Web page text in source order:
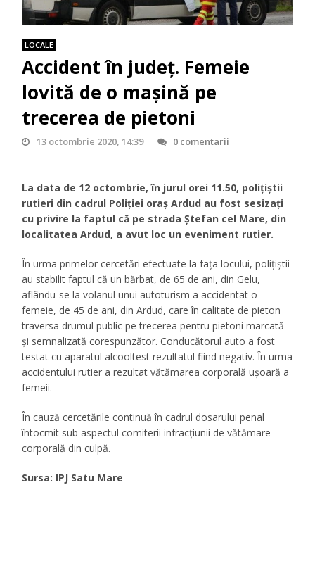
LOCALE
Accident în județ. Femeie
lovită de o mașină pe
trecerea de pietoni
13 octombrie 2020, 14:39 0 comentarii
La data de 12 octombrie, în jurul orei 11.50, polițiștii
rutieri din cadrul Poliției oraș Ardud au fost sesizați
cu privire la faptul că pe strada Ștefan cel Mare, din
localitatea Ardud, a avut loc un eveniment rutier.
În urma primelor cercetări efectuate la fața locului, polițiștii
au stabilit faptul că un bărbat, de 65 de ani, din Gelu,
aflându-se la volanul unui autoturism a accidentat o
femeie, de 45 de ani, din Ardud, care în calitate de pieton
traversa drumul public pe trecerea pentru pietoni marcată
și semnalizată corespunzător. Conducătorul auto a fost
testat cu aparatul alcooltest rezultatul fiind negativ. În urma
accidentului rutier a rezultat vătămarea corporală ușoară a
femeii.
În cauză cercetările continuă în cadrul dosarului penal
întocmit sub aspectul comiterii infracțiunii de vătămare
corporală din culpă.
Sursa: IPJ Satu Mare